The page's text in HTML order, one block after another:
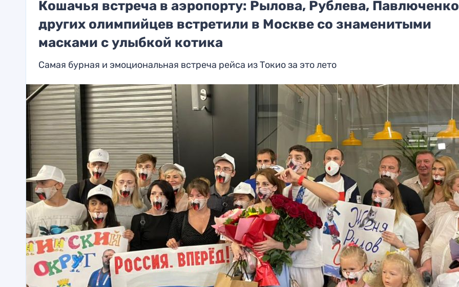
Кошачья встреча в аэропорту: Рылова, Рублева,
других олимпийцев встретили в Москве со знаменитыми
масками с улыбкой котика
Самая бурная и эмоциональная встреча рейса из Токио за это лето